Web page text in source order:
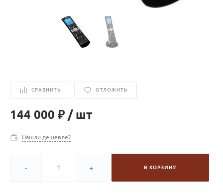
СРАВНИТЬ ОТЛОЖИТЬ
144 000 ₽ / шт
Нашли дешевле?
- + В КОРЗИНУ